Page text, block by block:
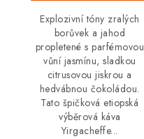
Explozivní tóny zralých
borůvek a jahod
propletené s parfémovou
vůní jasmínu, sladkou
citrusovou jiskrou a
hedvábnou čokoládou.
Tato špičková etiopská
výběrová káva
Yirgacheffe...